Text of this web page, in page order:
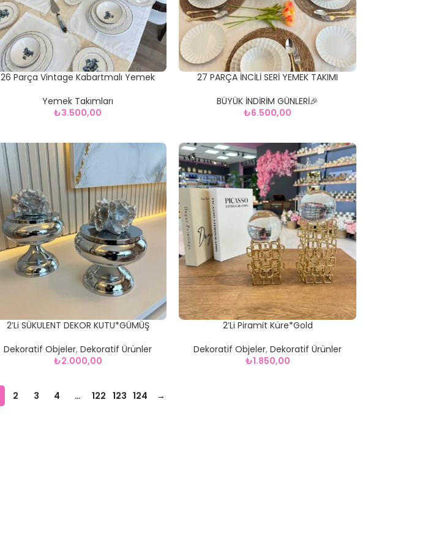
26 Parça Vintage Kabartmalı Yemek
Yemek Takımları
₺3.500,00
27 PARÇA İNCİLİ SERİ YEMEK TAKIMI
BÜYÜK İNDİRİM GÜNLERİ🎉
₺6.500,00
2’Li SÜKULENT DEKOR KUTU*GÜMÜŞ
Dekoratif Objeler,Dekoratif Ürünler
₺2.000,00
2’Li Piramit Küre*Gold
Dekoratif Objeler,Dekoratif Ürünler
₺1.850,00
2 3 4 … 122 123 124 →